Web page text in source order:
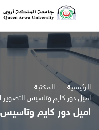
الرئيسية المكتبة
اميل دور كايم وتاسيس
اميل دور كايم